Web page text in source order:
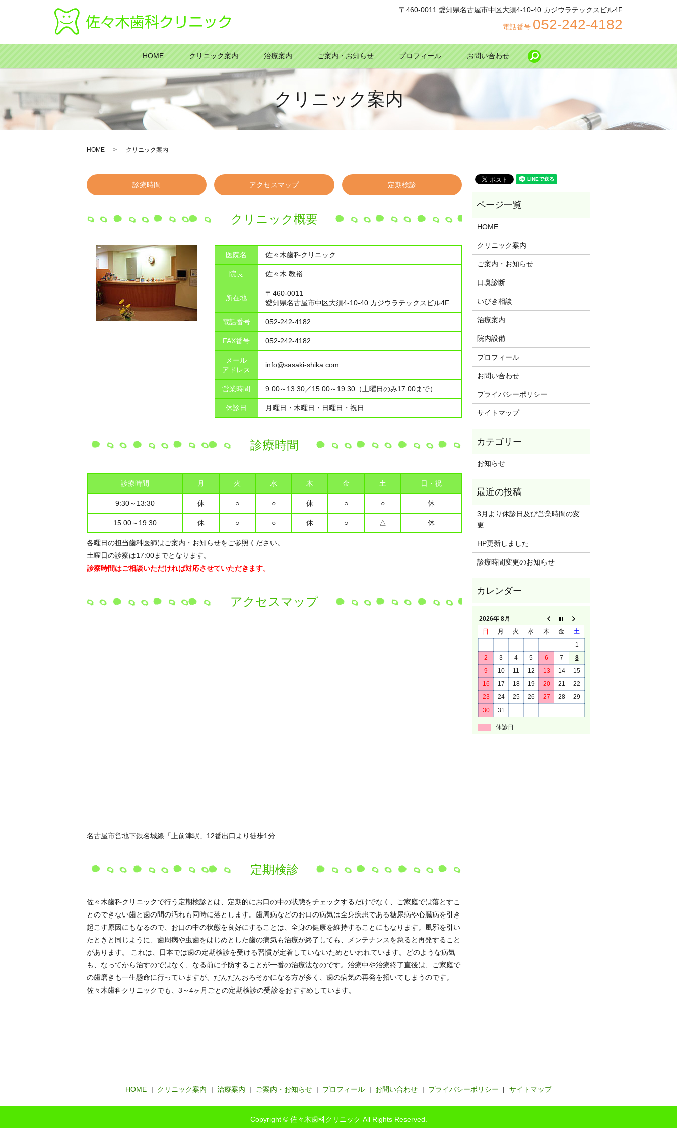
〒460-0011 愛知県名古屋市中区大須4-10-40 カジウラテックスビル4F
電話番号 052-242-4182
HOME クリニック案内 治療案内 ご案内・お知らせ プロフィール お問い合わせ
search
クリニック案内
HOME クリニック案内
診療時間 アクセスマップ 定期検診
クリニック概要
医院名 佐々木歯科クリニック
院長 佐々木 教裕
所在地
〒460-0011
愛知県名古屋市中区大須4-10-40 カジウラテックスビル4F
電話番号 052-242-4182
FAX番号 052-242-4182
メール
アドレス
info@sasaki-shika.com
営業時間 9:00～13:30／15:00～19:30（土曜日のみ17:00まで）
休診日 月曜日・木曜日・日曜日・祝日
診療時間
診療時間 月 火 水 木 金 土 日・祝
9:30～13:30 休 ○ ○ 休 ○ ○ 休
15:00～19:30 休 ○ ○ 休 ○ △ 休
各曜日の担当歯科医師はご案内・お知らせをご参照ください。
土曜日の診察は17:00までとなります。
診察時間はご相談いただければ対応させていただきます。
アクセスマップ
名古屋市営地下鉄名城線「上前津駅」12番出口より徒歩1分
定期検診
佐々木歯科クリニックで行う定期検診とは、定期的にお口の中の状態をチェックするだけでなく、ご家庭では落とすこ
とのできない歯と歯の間の汚れも同時に落とします。歯周病などのお口の病気は全身疾患である糖尿病や心臓病を引き
起こす原因にもなるので、お口の中の状態を良好にすることは、全身の健康を維持することにもなります。風邪を引い
たときと同じように、歯周病や虫歯をはじめとした歯の病気も治療が終了しても、メンテナンスを怠ると再発すること
があります。 これは、日本では歯の定期検診を受ける習慣が定着していないためといわれています。どのような病気
も、なってから治すのではなく、なる前に予防することが一番の治療法なのです。治療中や治療終了直後は、ご家庭で
の歯磨きも一生懸命に行っていますが、だんだんおろそかになる方が多く、歯の病気の再発を招いてしまうのです。
佐々木歯科クリニックでも、3～4ヶ月ごとの定期検診の受診をおすすめしています。
HOME
クリニック案内
ご案内・お知らせ
口臭診断
いびき相談
治療案内
院内設備
プロフィール
お問い合わせ
プライバシーポリシー
サイトマップ
お知らせ
3月より休診日及び営業時間の変
更
HP更新しました
診療時間変更のお知らせ
2026年 8月
日
月 火 水 木 金
土
1
2
3 4 5 6 7
8
9
10 11 12 13 14
15
16
17 18 19 20 21
22
23
24 25 26 27 28
29
30
31
休診日
HOME クリニック案内 治療案内 ご案内・お知らせ プロフィール お問い合わせ プライバシーポリシー サイトマップ
Copyright © 佐々木歯科クリニック All Rights Reserved.